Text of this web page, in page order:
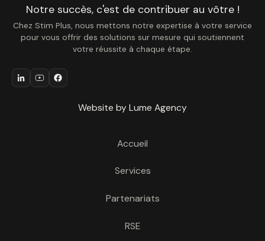
Notre succès, c'est de contribuer au vôtre !
Chez Stim Plus, nous mettons notre expertise à votre service
pour vous offrir des solutions sur mesure qui soutiennent
votre réussite à chaque étape.
Website by Lume Agency
Accueil
Services
Partenariats
RSE